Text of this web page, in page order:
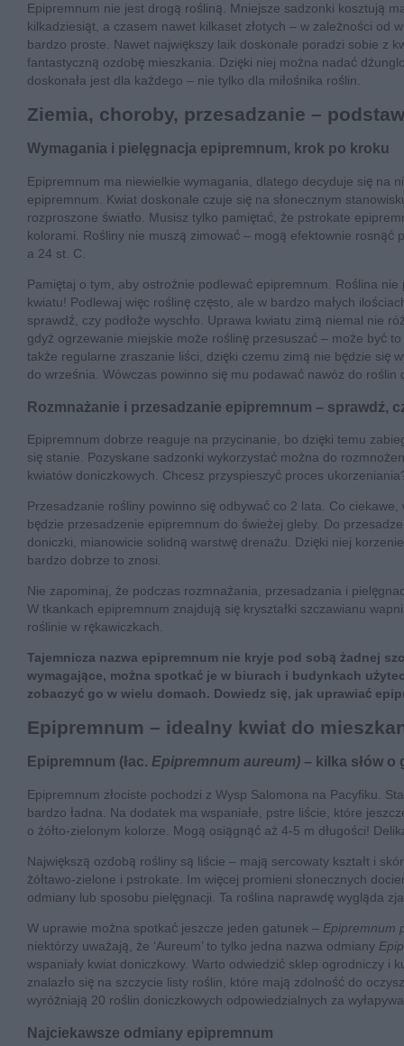
Epipremnum nie jest drogą rośliną. Mniejsze sadzonki kosztują
kilkadziesiąt, a czasem nawet kilkaset złotych – w zależności
bardzo proste. Nawet największy laik doskonale poradzi sobie z
fantastyczną ozdobę mieszkania. Dzięki niej można nadać
doskonała jest dla każdego – nie tylko dla miłośnika roślin.
Ziemia, choroby, przesadzanie –
Wymagania i pielęgnacja epipremnum, krok po kroku
Epipremnum ma niewielkie wymagania, dlatego decyduje się na
epipremnum. Kwiat doskonale czuje się na słonecznym
rozproszone światło. Musisz tylko pamiętać, że pstrokate
kolorami. Rośliny nie muszą zimować – mogą efektownie
a 24 st. C.
Pamiętaj o tym, aby ostrożnie podlewać epipremnum. Roślina
kwiatu! Podlewaj więc roślinę często, ale w bardzo małych
sprawdź, czy podłoże wyschło. Uprawa kwiatu zimą niemal nie
gdyż ogrzewanie miejskie może roślinę przesuszać – może być
także regularne zraszanie liści, dzięki czemu zimą nie będzie się
do września. Wówczas powinno się mu podawać nawóz do
Rozmnażanie i przesadzanie epipremnum – sprawdź,
Epipremnum dobrze reaguje na przycinanie, bo dzięki temu
się stanie. Pozyskane sadzonki wykorzystać można do
kwiatów doniczkowych. Chcesz przyspieszyć proces
Przesadzanie rośliny powinno się odbywać co 2 lata. Co
będzie przesadzenie epipremnum do świeżej gleby. Do
doniczki, mianowicie solidną warstwę drenażu. Dzięki niej
bardzo dobrze to znosi.
Nie zapominaj, że podczas rozmnażania, przesadzania i
W tkankach epipremnum znajdują się kryształki szczawianu
roślinie w rękawiczkach.
Tajemnicza nazwa epipremnum nie kryje pod sobą żadnej
wymagające, można spotkać je w biurach i budynkach
zobaczyć go w wielu domach. Dowiedz się, jak uprawiać
Epipremnum – idealny kwiat do
Epipremnum (łac. Epipremnum aureum) – kilka słów o
Epipremnum złociste pochodzi z Wysp Salomona na Pacyfiku.
bardzo ładna. Na dodatek ma wspaniałe, pstre liście, które
o żółto-zielonym kolorze. Mogą osiągnąć aż 4-5 m długości!
Największą ozdobą rośliny są liście – mają sercowaty kształt i
żółtawo-zielone i pstrokate. Im więcej promieni słonecznych
odmiany lub sposobu pielęgnacji. Ta roślina naprawdę wygląda
W uprawie można spotkać jeszcze jeden gatunek – Epipremnum
niektórzy uważają, że ‘Aureum’ to tylko jedna nazwa odmiany
wspaniały kwiat doniczkowy. Warto odwiedzić sklep ogrodniczy i
znalazło się na szczycie listy roślin, które mają zdolność do
wyróżniają 20 roślin doniczkowych odpowiedzialnych za
Najciekawsze odmiany epipremnum